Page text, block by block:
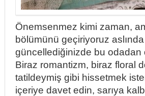
Önemsenmez kimi zaman,
bölümünü geçiriyoruz
güncellediğinizde bu
Biraz romantizm, biraz
tatildeymiş gibi hissetmek
içeriye davet edin, sarıya